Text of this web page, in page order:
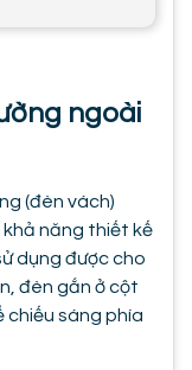
ngoài
(đèn vách)
năng thiết kế
dụng được cho
đèn gắn ở cột
chiếu sáng phía